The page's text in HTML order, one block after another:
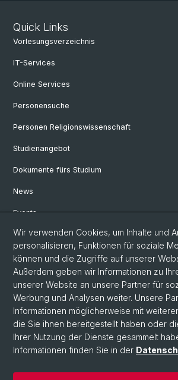
Quick Links
Vorlesungsverzeichnis
IT-Services
Online Services
Personensuche
Personen Religionswissenschaft
Studienangebot
Dokumente fürs Studium
News
Events
Studienberatung Basel
Social Media
Instagram
© Universität Basel
Datenschutzerklärung
Philosophisch-Historische Fakultät
Wir verwenden Cookies, um Inhalte und
personalisieren, Funktionen für soziale
können und die Zugriffe auf unserer
Außerdem geben wir Informationen zu
unserer Website an unsere Partner für
Werbung und Analysen weiter. Unsere
Informationen möglicherweise mit
die Sie ihnen bereitgestellt haben oder
Ihrer Nutzung der Dienste gesammelt
Informationen finden Sie in der